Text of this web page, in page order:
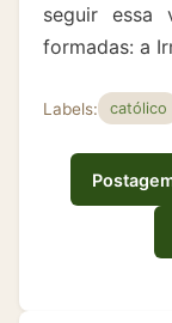
seguir essa
formadas: a
Labels: católico